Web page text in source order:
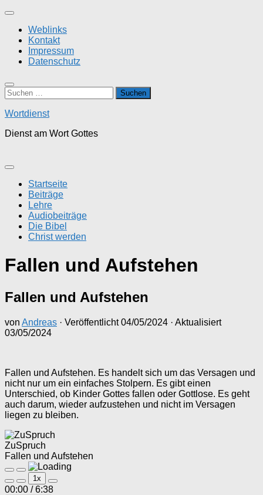
Zum
springenWeblinks
Kontakt
Impressum
Datenschutz
Suchen
nach:
Wortdienst
Dienst am Wort Gottes
Startseite
Beiträge
Lehre
Audiobeiträge
Die Bibel
Christ werden
Fallen und Aufstehen
Fallen und Aufstehen
von Andreas · Veröffentlicht04/05/2024 · Aktualisiert
03/05/2024
Fallen und Aufstehen. Es handelt sich um das Versagen und
nicht nur um ein einfaches Stolpern. Es gibt einen
Unterschied, ob Kinder Gottes fallen oder Gottlose. Es geht
auch darum, wieder aufzustehen und nicht im Versagen
liegen zu bleiben.
ZuSpruch
Fallen und Aufstehen
Play
Episode
Pause
Episode
1x
00:00 / 6:38